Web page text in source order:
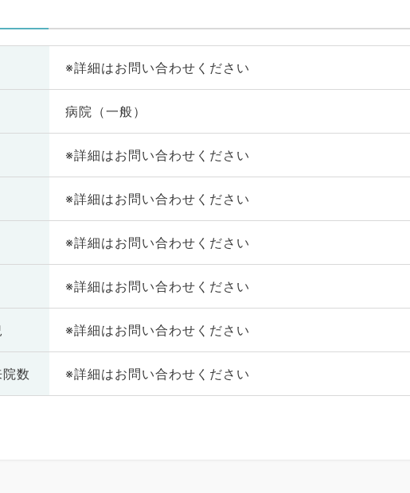
※詳細はお問い合わせください
病院（一般）
※詳細はお問い合わせください
※詳細はお問い合わせください
※詳細はお問い合わせください
※詳細はお問い合わせください
※詳細はお問い合わせください
数 ※詳細はお問い合わせください